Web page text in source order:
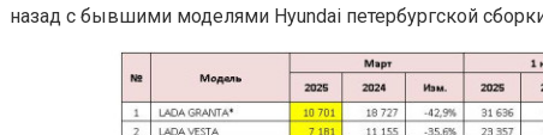
назад с бывшими моделями Hyundai петербургской